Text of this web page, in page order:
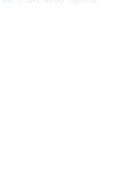
startet